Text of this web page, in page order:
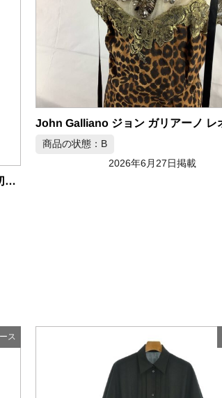
miu miu ミュウミュウ コットン プリーツ切替 ロゴ スリーブレス ワンピース
商品の状態：B
2026年6月27日掲載
ス